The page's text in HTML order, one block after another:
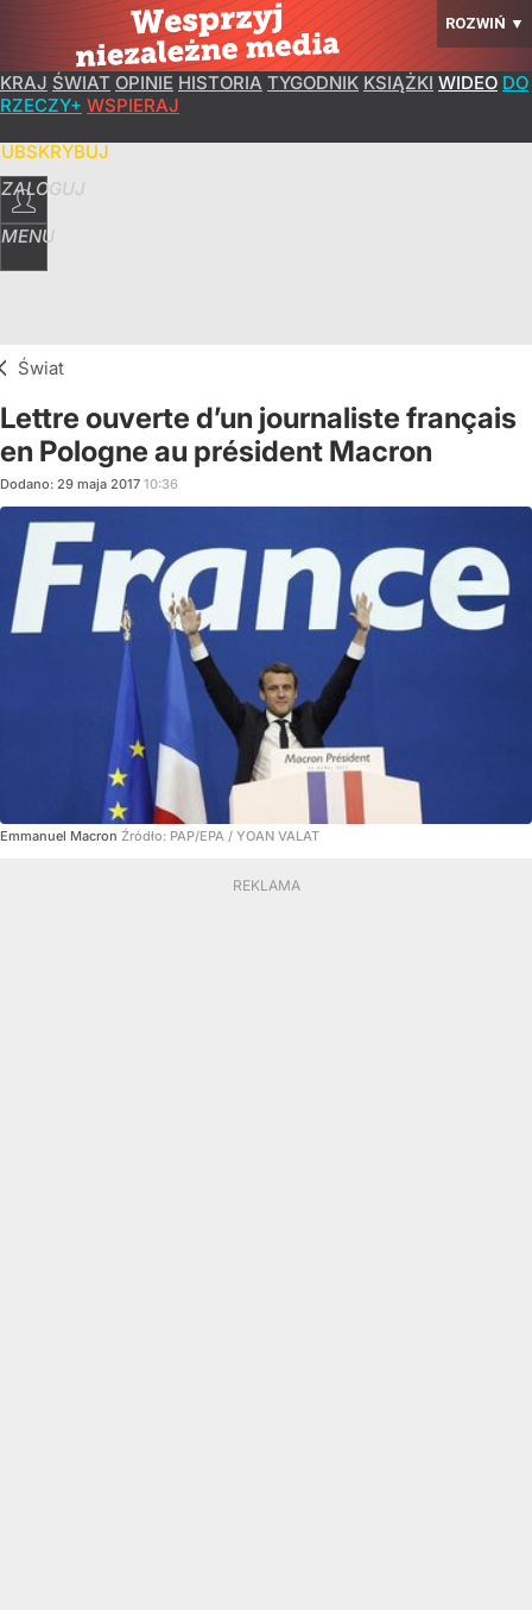
ROZWIŃ ▼
KRAJ ŚWIAT OPINIE HISTORIA TYGODNIK KSIĄŻKI WIDEO DO
RZECZY+ WSPIERAJ
ZALOGUJ
MENU
Świat
Lettre ouverte d’un journaliste français
en Pologne au président Macron
Dodano: 29 maja 2017 10:36
Emmanuel Macron Źródło: PAP/EPA / YOAN VALAT